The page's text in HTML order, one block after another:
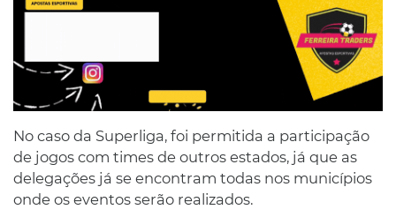
No caso da Superliga, foi permitida a participação
de jogos com times de outros estados, já que as
delegações já se encontram todas nos municípios
onde os eventos serão realizados.